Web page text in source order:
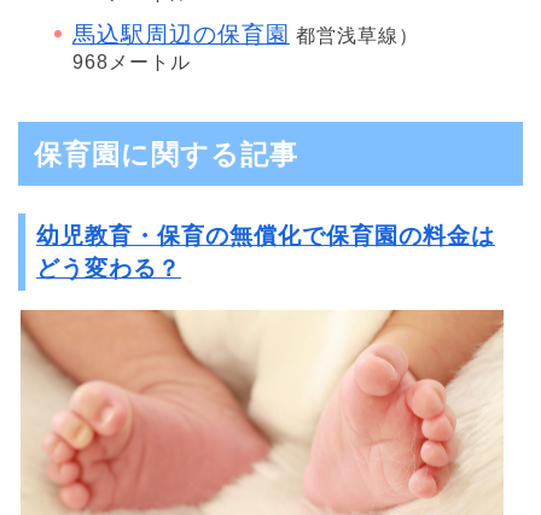
馬込駅周辺の保育園 都営浅草線）
968メートル
保育園に関する記事
幼児教育・保育の無償化で保育園の料金は
どう変わる？